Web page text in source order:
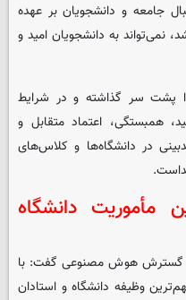
جامعه و دانشجویان بر عهده
نمی‌تواند به دانشجویان امید و
پشت سر گذاشته و در شرایط
همبستگی، اعتماد متقابل و
در دانشگاه‌ها و کلاس‌های
مأموریت دانشگاه
و گسترش هوش مصنوعی گفت: با
وظیفه دانشگاه و استادان